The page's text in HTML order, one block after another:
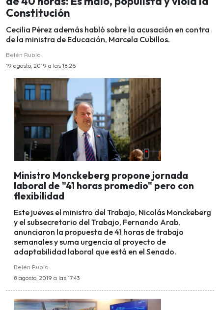
Constitución
Cecilia Pérez además habló sobre la acusación en contra
de la ministra de Educación, Marcela Cubillos.
Belén Rubio
19 agosto, 2019 a las 18:26
Ministro Monckeberg propone jornada
laboral de "41 horas promedio" pero con
flexibilidad
Este jueves el ministro del Trabajo, Nicolás Monckeberg
y el subsecretario del Trabajo, Fernando Arab,
anunciaron la propuesta de 41 horas de trabajo
semanales y suma urgencia al proyecto de
adaptabilidad laboral que está en el Senado.
Belén Rubio
8 agosto, 2019 a las 17:43